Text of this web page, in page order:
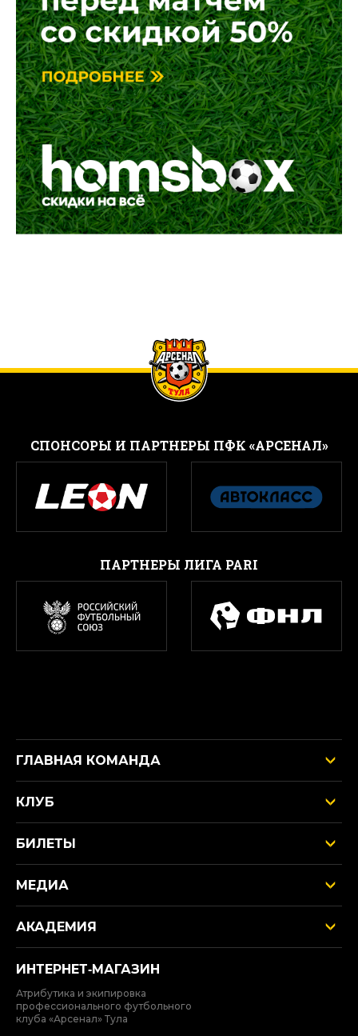
CПОНСОРЫ И ПАРТНЕРЫ ПФК «АРСЕНАЛ»
ПАРТНЕРЫ ЛИГА PARI
ГЛАВНАЯ КОМАНДА
КЛУБ
БИЛЕТЫ
МЕДИА
АКАДЕМИЯ
ИНТЕРНЕТ‑МАГАЗИН
Атрибутика и экипировка
профессионального футбольного
клуба «Арсенал» Тула